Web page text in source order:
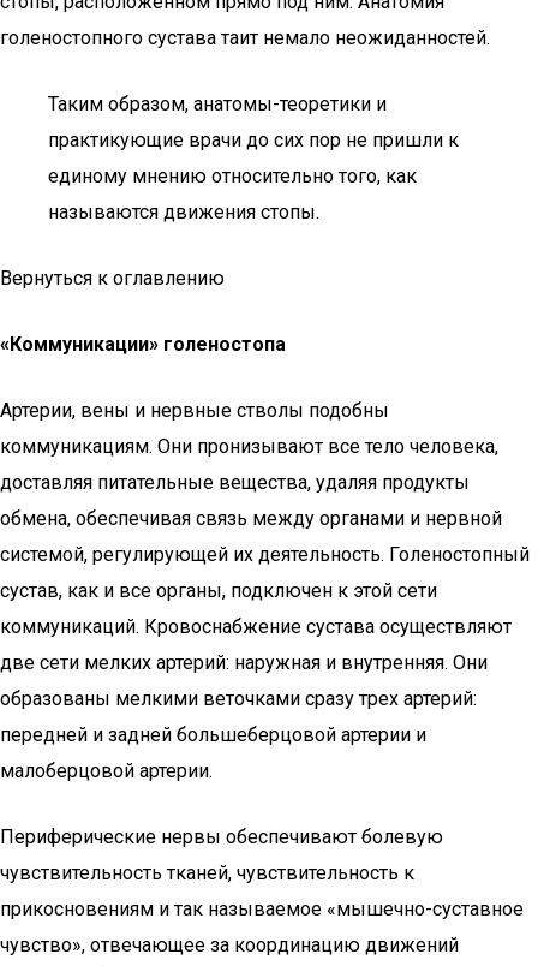
голеностопного сустава таит немало неожиданностей.
Таким образом, анатомы-теоретики и
практикующие врачи до сих пор не пришли к
единому мнению относительно того, как
называются движения стопы.
Вернуться к оглавлению
«Коммуникации» голеностопа
Артерии, вены и нервные стволы подобны
коммуникациям. Они пронизывают все тело человека,
доставляя питательные вещества, удаляя продукты
обмена, обеспечивая связь между органами и нервной
системой, регулирующей их деятельность. Голеностопный
сустав, как и все органы, подключен к этой сети
коммуникаций. Кровоснабжение сустава осуществляют
две сети мелких артерий: наружная и внутренняя. Они
образованы мелкими веточками сразу трех артерий:
передней и задней большеберцовой артерии и
малоберцовой артерии.
Периферические нервы обеспечивают болевую
чувствительность тканей, чувствительность к
прикосновениям и так называемое «мышечно-суставное
чувство», отвечающее за координацию движений